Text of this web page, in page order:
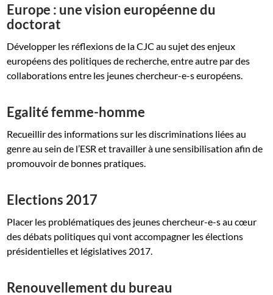
Europe : une vision européenne du
doctorat
Développer les réflexions de la CJC au sujet des enjeux
européens des politiques de recherche, entre autre par des
collaborations entre les jeunes chercheur-e-s européens.
Egalité femme-homme
Recueillir des informations sur les discriminations liées au
genre au sein de l’ESR et travailler à une sensibilisation afin de
promouvoir de bonnes pratiques.
Elections 2017
Placer les problématiques des jeunes chercheur-e-s au cœur
des débats politiques qui vont accompagner les élections
présidentielles et législatives 2017.
Renouvellement du bureau